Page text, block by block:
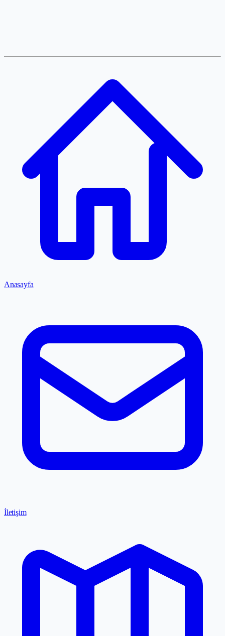
Anasayfa
İletişim